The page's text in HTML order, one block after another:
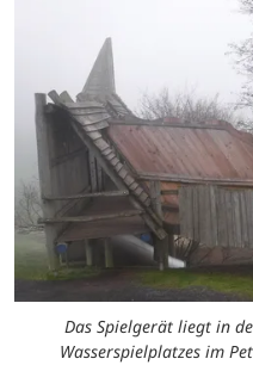
Das Spielgerät liegt in
Wasserspielplatzes im